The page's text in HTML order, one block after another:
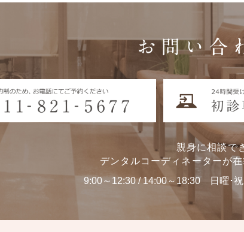
お問い合
親身に相談で
デンタルコーディネーターが在
9:00～12:30 / 14:00～18:30
日曜･